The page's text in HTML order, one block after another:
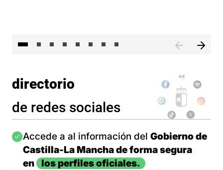
directorio
de redes sociales
Imagen
Accede a al información del Gobierno de
Castilla-La Mancha de forma segura
en
los perfiles oficiales.